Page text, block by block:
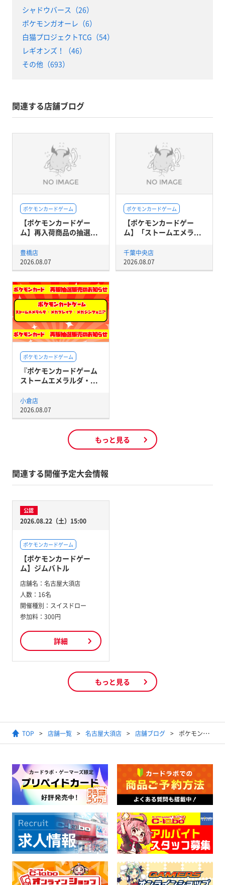
シャドウバース（26）
ポケモンガオーレ（6）
白猫プロジェクトTCG（54）
レギオンズ！（46）
その他（693）
関連する店舗ブログ
ポケモンカードゲーム
【ポケモンカードゲー
ム】再入荷商品の抽選...
豊橋店
2026.08.07
ポケモンカードゲーム
【ポケモンカードゲー
ム】「ストームエメラ...
千葉中央店
2026.08.07
ポケモンカードゲーム
『ポケモンカードゲーム
ストームエメラルダ・...
小倉店
2026.08.07
もっと見る
関連する開催予定大会情報
公認
2026.08.22（土）15:00
ポケモンカードゲーム
【ポケモンカードゲー
ム】ジムバトル
店舗名： 名古屋大須店
人数： 16名
開催種別： スイスドロー
参加料： 300円
詳細
もっと見る
TOP 店舗一覧 名古屋大須店 店舗ブログ ポケモンカードゲーム オリパ 販売中！！